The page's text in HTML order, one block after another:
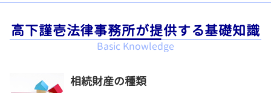
高下謹壱法律事務所が提供する基礎知識
Basic Knowledge
相続財産の種類